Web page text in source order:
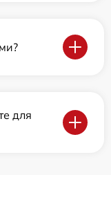
для